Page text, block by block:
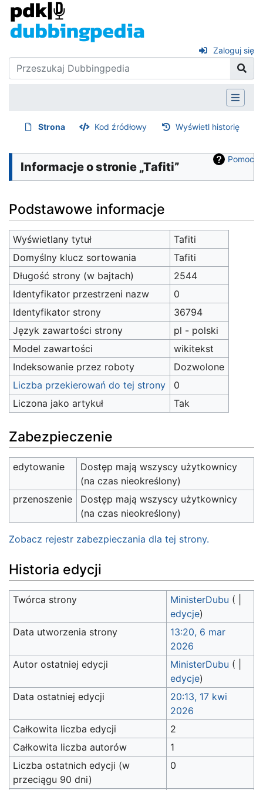
Zaloguj się
Strona Kod źródłowy Wyświetl historię
Pomoc
Informacje o stronie „Tafiti”
Podstawowe informacje
Wyświetlany tytuł
Tafiti
Domyślny klucz sortowania
Tafiti
Długość strony (w bajtach)
2544
Identyfikator przestrzeni nazw
0
Identyfikator strony
36794
Język zawartości strony
pl - polski
Model zawartości
wikitekst
Indeksowanie przez roboty
Dozwolone
Liczba przekierowań do tej strony
0
Liczona jako artykuł
Tak
Zabezpieczenie
edytowanie
Dostęp mają wszyscy użytkownicy
(na czas nieokreślony)
przenoszenie
Dostęp mają wszyscy użytkownicy
(na czas nieokreślony)
Zobacz rejestr zabezpieczania dla tej strony.
Historia edycji
Twórca strony MinisterDubu (
edycje)
Data utworzenia strony
13:20, 6 mar
2026
Autor ostatniej edycji
MinisterDubu (
edycje)
Data ostatniej edycji
20:13, 17 kwi
2026
Całkowita liczba edycji
2
Całkowita liczba autorów
1
Liczba ostatnich edycji (w
przeciągu 90 dni)
0